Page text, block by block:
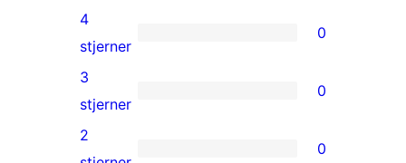
5-
stjernet
anmeldelse
0
4-
stjernet
anmeldelser
4
stjerner
0
0
3-
stjernet
3
stjerner
0
2
0